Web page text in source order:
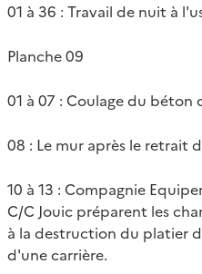
01 à 36 : Travail de nuit à
Planche 09
01 à 07 : Coulage du
08 : Le mur après le retrait
10 à 13 : Compagnie
C/C Jouic préparent les
à la destruction du platier
d'une carrière.